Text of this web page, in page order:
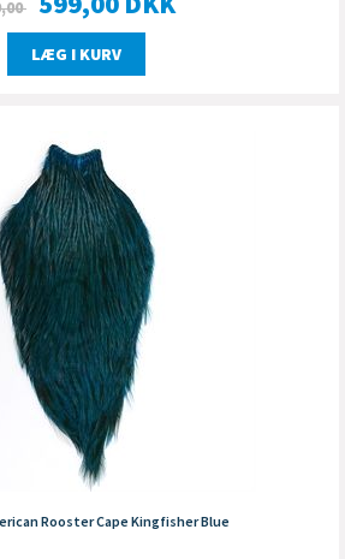
LÆG I KURV
Rooster Cape Kingfisher Blue